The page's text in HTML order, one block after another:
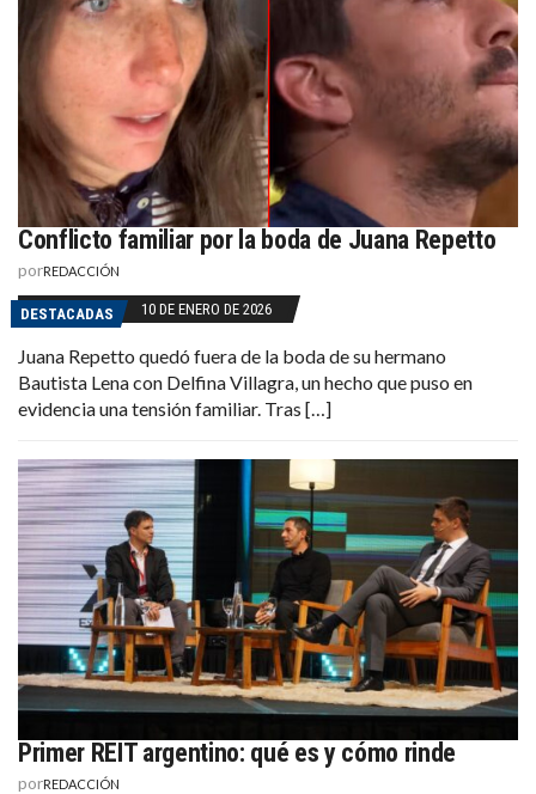
Conflicto familiar por la boda de Juana Repetto
porREDACCIÓN
DESTACADAS 10 DE ENERO DE 2026
Juana Repetto quedó fuera de la boda de su hermano
Bautista Lena con Delfina Villagra, un hecho que puso en
evidencia una tensión familiar. Tras […]
Primer REIT argentino: qué es y cómo rinde
porREDACCIÓN